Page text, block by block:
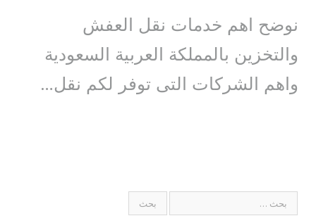
نوضح اهم خدمات نقل العفش
والتخزين بالمملكة العربية السعودية
واهم الشركات التى توفر لكم نقل…